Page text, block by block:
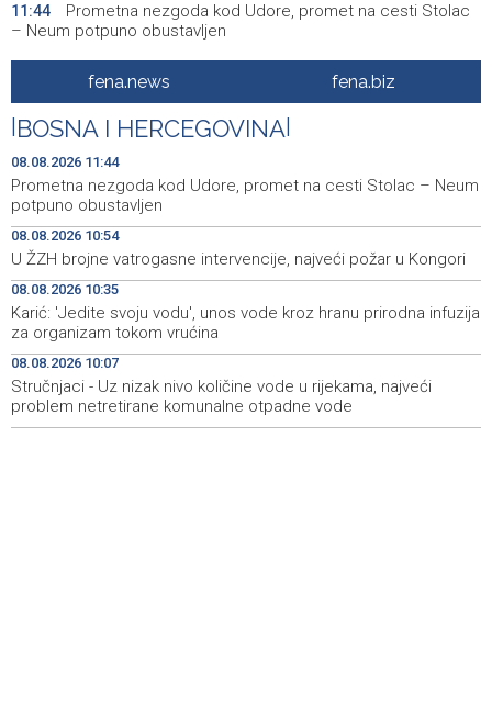
11:44
Prometna nezgoda kod Udore, promet na cesti Stolac
– Neum potpuno obustavljen
'ELVIS, moj komšija' najbolji muzički dokumentarni film na
City film festu u Niškoj Banji
11:16
Zračna luka Split rekordna u Hrvatskoj sa 770 tisuća
putnika u srpnju
11:09
Svečani doček Zelenskog u Beogradu, u fokusu
razgovora odnosi Srbije i Ukrajine
10:54
U ŽZH brojne vatrogasne intervencije, najveći požar u
Kongori
10:35
Karić: 'Jedite svoju vodu', unos vode kroz hranu prirodna
infuzija za organizam tokom vrućina
10:08
Obustavljen saobraćaj na magistralnoj cesti Stolac-
Neum, kod mjesta Udora, zbog nezgode
fena.news fena.biz
BOSNA I HERCEGOVINA
08.08.2026 11:44
Prometna nezgoda kod Udore, promet na cesti Stolac – Neum
potpuno obustavljen
08.08.2026 10:54
U ŽZH brojne vatrogasne intervencije, najveći požar u Kongori
08.08.2026 10:35
Karić: 'Jedite svoju vodu', unos vode kroz hranu prirodna infuzija
za organizam tokom vrućina
08.08.2026 10:07
Stručnjaci - Uz nizak nivo količine vode u rijekama, najveći
problem netretirane komunalne otpadne vode